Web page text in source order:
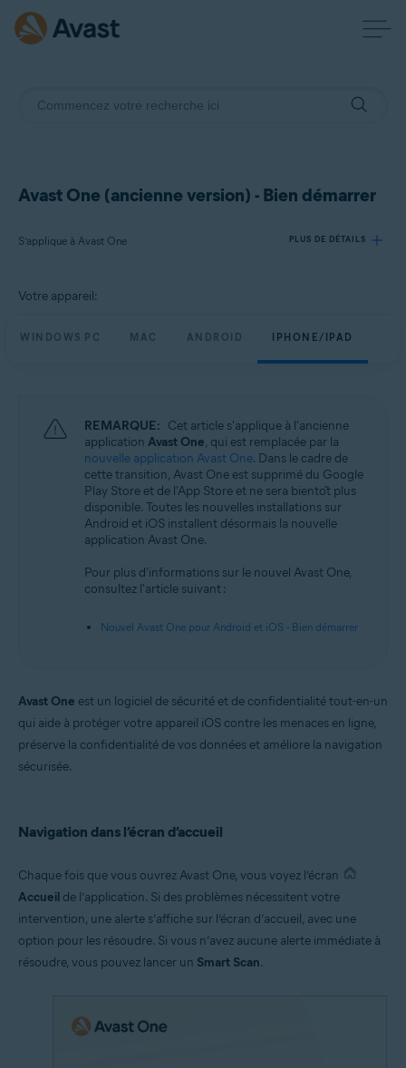
Avast One (ancienne version) - Bien démarrer
S’applique à Avast One PLUS DE DÉTAILS
Avast One
Votre appareil:
WINDOWS PC MAC ANDROID IPHONE/IPAD
REMARQUE: Cet article s'applique à l'ancienne
application Avast One, qui est remplacée par la
nouvelle application Avast One. Dans le cadre de
cette transition, Avast One est supprimé du Google
Play Store et de l'App Store et ne sera bientôt plus
disponible. Toutes les nouvelles installations sur
Android et iOS installent désormais la nouvelle
application Avast One.
Pour plus d'informations sur le nouvel Avast One,
consultez l'article suivant :
Nouvel Avast One pour Android et iOS - Bien démarrer
Avast One est un logiciel de sécurité et de confidentialité tout-en-un
qui aide à protéger votre appareil iOS contre les menaces en ligne,
préserve la confidentialité de vos données et améliore la navigation
sécurisée.
Navigation dans l’écran d’accueil
Chaque fois que vous ouvrez Avast One, vous voyez l’écran
Accueil de l’application. Si des problèmes nécessitent votre
intervention, une alerte s’affiche sur l’écran d’accueil, avec une
option pour les résoudre. Si vous n’avez aucune alerte immédiate à
résoudre, vous pouvez lancer un Smart Scan.